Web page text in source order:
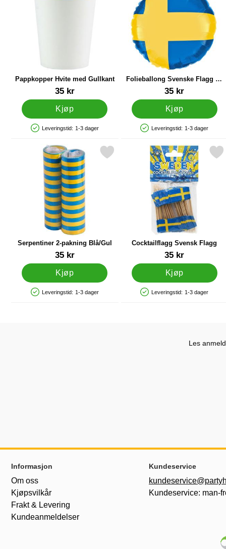
Pappkopper Hvite med Gullkant
Varenummer 31264
35 kr
Kjøp
Produkttilgjengelighet: På lager
Leveringstid: 1-3 dager
Folieballong Svenske Flagg 30
cm
Varenummer 87225
35 kr
Kjøp
Produkttilgjengelighet: På lager
Leveringstid: 1-3 dager
Serpentiner 2-pakning Blå/Gul
Varenummer 10941
35 kr
Kjøp
Produkttilgjengelighet: På lager
Leveringstid: 1-3 dager
Merk serpentiner 2-pakning Blå/Gul som favoritt
Cocktailflagg Svensk Flagg
Varenummer 10871
35 kr
Kjøp
Produkttilgjengelighet: På lager
Leveringstid: 1-3 dager
Merk cocktailflagg
Les
Footer-innhold Blandet informasjon og
Informasjon
Om oss
Kjøpsvilkår
Frakt & Levering
Kundeanmeldelser
Kundeservice
Kundeservice: man-